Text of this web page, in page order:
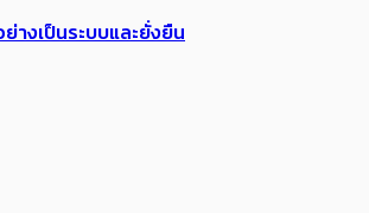
างเป็นระบบและยั่งยืน